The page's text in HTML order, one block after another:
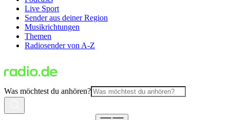
Live Sport
Sender aus deiner Region
Musikrichtungen
Themen
Radiosender von A-Z
Was möchtest du anhören?